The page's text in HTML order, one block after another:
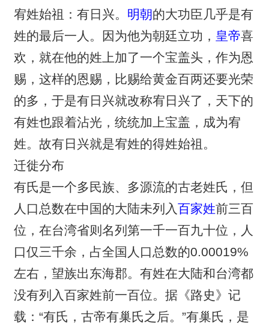
宥姓始祖：有日兴。 明朝的大功臣几乎是有
姓的最后一人。因为他为朝廷立功， 皇帝喜
欢，就在他的姓上加了一个宝盖头，作为恩
赐，这样的恩赐，比赐给黄金百两还要光荣
的多，于是有日兴就改称宥日兴了，天下的
有姓也跟着沾光，统统加上宝盖，成为宥
姓。故有日兴就是宥姓的得姓始祖。
迁徙分布
有氏是一个多民族、多源流的古老姓氏，但
人口总数在中国的大陆未列入百家姓前三百
位，在台湾省则名列第一千一百九十位，人
口仅三千余，占全国人口总数的0.00019%
左右，望族出东海郡。有姓在大陆和台湾都
没有列入百家姓前一百位。据《路史》记
载：“有氏，古帝有巢氏之后。”有巢氏，是